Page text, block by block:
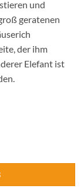
und
geratenen
der ihm
Elefant ist